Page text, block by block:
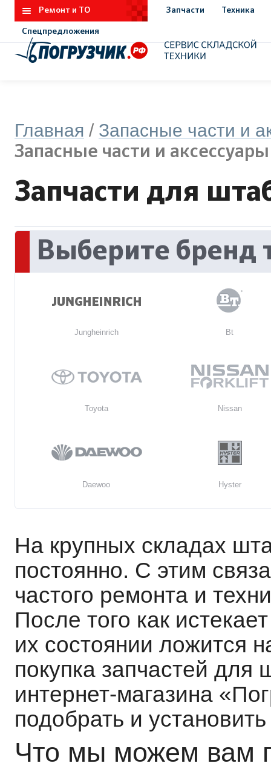
Ремонт и ТО Запчасти Техника
Спецпредложения
Главная / Запасные части и
Запасные части и
Запчасти для
Выберите бренд
Jungheinrich Bt
Toyota Nissan
Daewoo Hyster
На крупных складах
постоянно. С этим
частого ремонта и
После того как
их состоянии ложится
покупка запчастей
интернет-магазина
подобрать и
Что мы можем вам